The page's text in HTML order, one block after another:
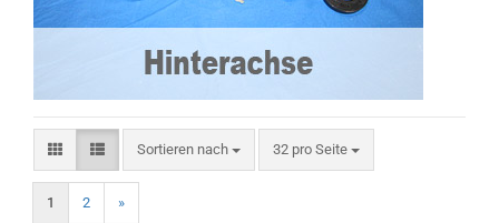
Sortieren nach
Sortieren nach 32 pro Seite
pro Seite
1 2 »